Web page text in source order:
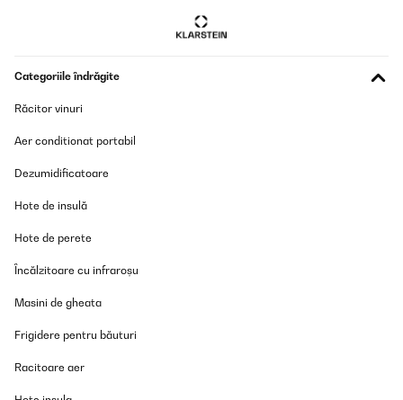
Geplaatst in onze buitenkeuken. Staat wel droog maar niet
Amazon-gebruiker
Traducere
Top Teil
Amazon-Benutzer
Traducere
Categoriile îndrăgite
Răcitor vinuri
Aer conditionat portabil
Dezumidificatoare
Hote de insulă
Hote de perete
Încălzitoare cu infraroșu
Masini de gheata
Frigidere pentru băuturi
Racitoare aer